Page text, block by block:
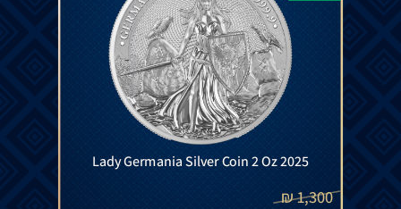
Lady Germania Silver Coin 2 Oz 2025
1,300
₪